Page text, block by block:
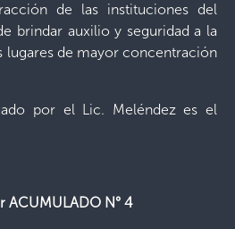
de las instituciones del
brindar auxilio y seguridad a la
lugares de mayor concentración
por el Lic. Meléndez es el
ACUMULADO N° 4